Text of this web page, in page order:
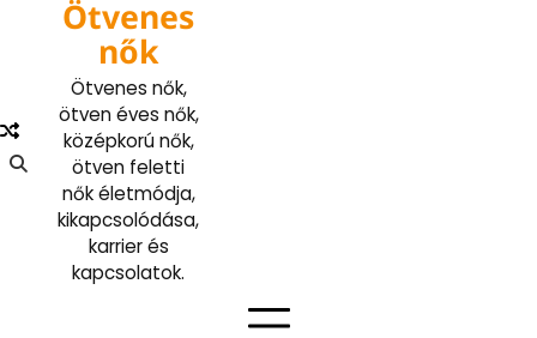
Ötvenes
nők
Ötvenes nők,
ötven éves nők,
középkorú nők,
ötven feletti
nők életmódja,
kikapcsolódása,
karrier és
kapcsolatok.